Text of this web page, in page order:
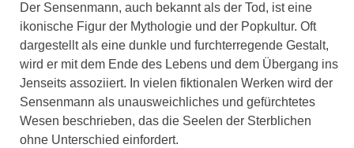
Der Sensenmann, auch bekannt als der Tod, ist eine
ikonische Figur der Mythologie und der Popkultur. Oft
dargestellt als eine dunkle und furchterregende Gestalt,
wird er mit dem Ende des Lebens und dem Übergang ins
Jenseits assoziiert. In vielen fiktionalen Werken wird der
Sensenmann als unausweichliches und gefürchtetes
Wesen beschrieben, das die Seelen der Sterblichen
ohne Unterschied einfordert.